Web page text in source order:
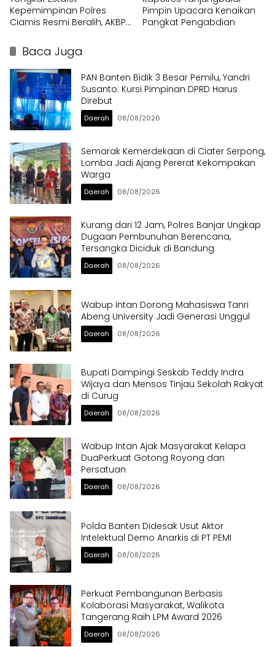
Kepemimpinan Polres
Ciamis Resmi Beralih, AKBP
Pengabdian Presisi untuk
Masyarakat
Pimpin Upacara Kenaikan
Pangkat Pengabdian
Baca Juga
PAN Banten Bidik 3 Besar Pemilu, Yandri
Susanto: Kursi Pimpinan DPRD Harus
Direbut
Daerah 08/08/2026
Semarak Kemerdekaan di Ciater Serpong,
Lomba Jadi Ajang Pererat Kekompakan
Warga
Daerah 08/08/2026
Kurang dari 12 Jam, Polres Banjar Ungkap
Dugaan Pembunuhan Berencana,
Tersangka Diciduk di Bandung
Daerah 08/08/2026
Wabup Intan Dorong Mahasiswa Tanri
Abeng University Jadi Generasi Unggul
Daerah 08/08/2026
Bupati Dampingi Seskab Teddy Indra
Wijaya dan Mensos Tinjau Sekolah Rakyat
di Curug
Daerah 08/08/2026
Wabup Intan Ajak Masyarakat Kelapa
DuaPerkuat Gotong Royong dan
Persatuan
Daerah 08/08/2026
Polda Banten Didesak Usut Aktor
Intelektual Demo Anarkis di PT PEMI
Daerah 08/08/2026
Perkuat Pembangunan Berbasis
Kolaborasi Masyarakat, Walikota
Tangerang Raih LPM Award 2026
Daerah 08/08/2026